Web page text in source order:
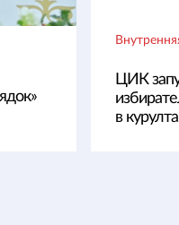
ЦИК
в